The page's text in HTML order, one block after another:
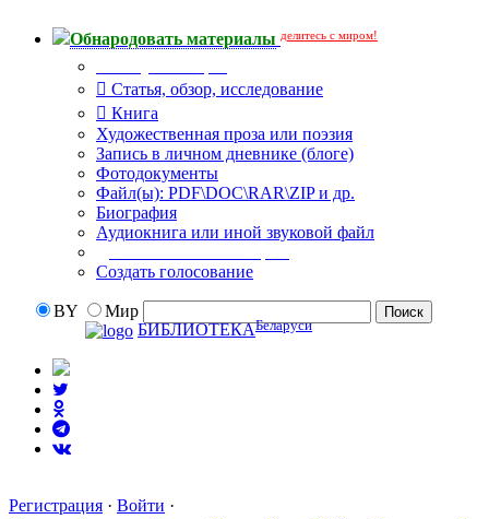
Обнародовать материалы делитесь с миром!
Статья, обзор, исследование
Книга
Художественная проза или поэзия
Запись в личном дневнике (блоге)
Фотодокументы
Файл(ы): PDF\DOC\RAR\ZIP и др.
Биография
Аудиокнига или иной звуковой файл
Создать голосование
BY
Мир
БИБЛИОТЕКАБеларуси
Регистрация · Войти ·